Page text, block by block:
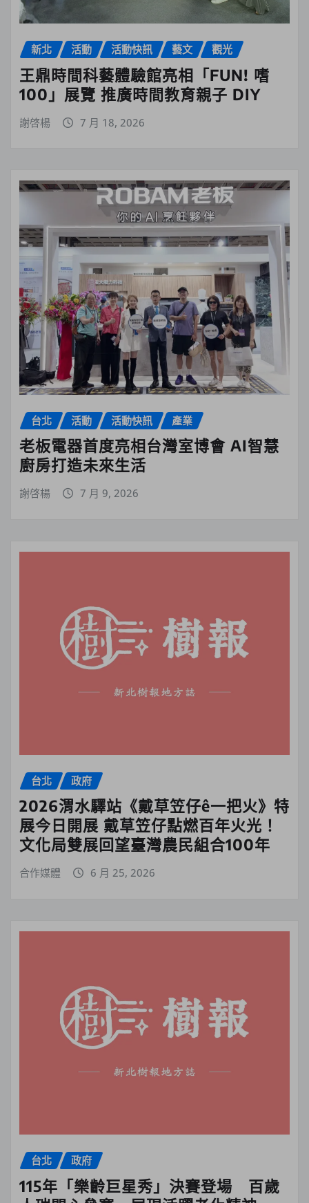
新北 活動 活動快訊 藝文 觀光
王鼎時間科藝體驗館亮相「FUN! 嗜
100」展覽 推廣時間教育親子 DIY
謝啓楊 7 月 18, 2026
台北 活動 活動快訊 產業
老板電器首度亮相台灣室博會 AI智慧
廚房打造未來生活
謝啓楊 7 月 9, 2026
台北 政府
2026渭水驛站《戴草笠仔ê一把火》特
展今日開展 戴草笠仔點燃百年火光！
文化局雙展回望臺灣農民組合100年
合作媒體 6 月 25, 2026
台北 政府
115年「樂齡巨星秀」決賽登場 百歲